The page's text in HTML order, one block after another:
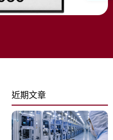
近期文章